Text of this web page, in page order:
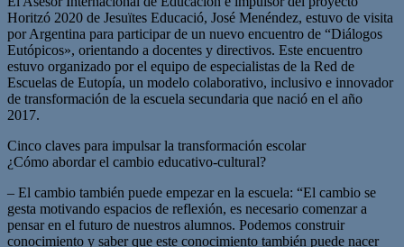
Horitzó 2020 de Jesuïtes Educació, José Menéndez, estuvo de visita
por Argentina para participar de un nuevo encuentro de “Diálogos
Eutópicos», orientando a docentes y directivos. Este encuentro
estuvo organizado por el equipo de especialistas de la Red de
Escuelas de Eutopía, un modelo colaborativo, inclusivo e innovador
de transformación de la escuela secundaria que nació en el año
2017.
Cinco claves para impulsar la transformación escolar
¿Cómo abordar el cambio educativo-cultural?
– El cambio también puede empezar en la escuela: “El cambio se
gesta motivando espacios de reflexión, es necesario comenzar a
pensar en el futuro de nuestros alumnos. Podemos construir
conocimiento y saber que este conocimiento también puede nacer